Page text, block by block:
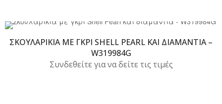
ΣΚΟΥΛΑΡΊΚΙΑ ΜΕ ΓΚΡΙ SHELL PEARL ΚΑΙ ΔΙΑΜΆΝΤΙΑ –
W319984G
Συνδεθείτε για να δείτε τις τιμές